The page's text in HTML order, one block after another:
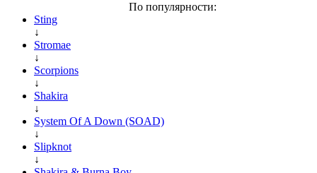
По популярности:
Sting
↓
Stromae
↓
Scorpions
↓
Shakira
↓
System Of A Down (SOAD)
↓
Slipknot
↓